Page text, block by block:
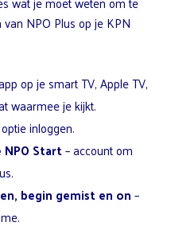
NPO Plus op je KPN
op je smart TV, Apple TV,
waarmee je kijkt.
inloggen.
Start– account om
begin gemist en on–